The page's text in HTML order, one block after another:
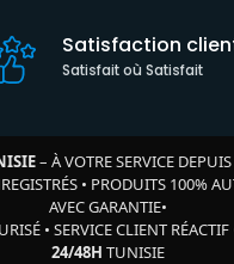
Satisfaction
Satisfait où Satisfait
– À VOTRE SERVICE DEPUIS
• PRODUITS 100%
AVEC GARANTIE•
• SERVICE CLIENT RÉACTIF
24/48H TUNISIE